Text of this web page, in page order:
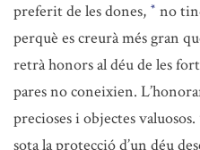
preferit de les dones, * no
perquè es creurà més gran
retrà honors al déu de les
pares no coneixien.
precioses i objectes valuosos.
sota la protecció d’un déu